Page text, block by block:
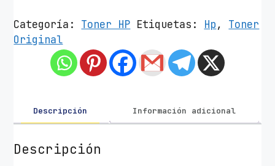
e
r
n
a
l
Categoría: Toner HP Etiquetas: Hp, Toner
Original
Descripción Información adicional
Descripción